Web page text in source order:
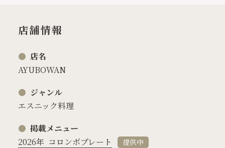
店舗情報
店名
AYUBOWAN
ジャンル
エスニック料理
掲載メニュー
2026年 コロンボプレート 提供中